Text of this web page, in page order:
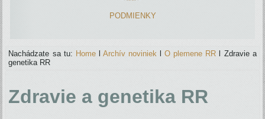
PODMIENKY
Nachádzate sa tu: Homel Archív novinieklO plemene RR
Zdravie a
genetika RR
Zdravie a genetika RR